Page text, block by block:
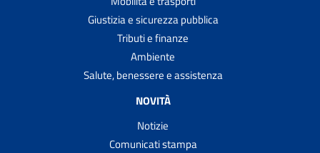
Giustizia e sicurezza pubblica
Tributi e finanze
Ambiente
Salute, benessere e assistenza
NOVITÀ
Notizie
Comunicati stampa